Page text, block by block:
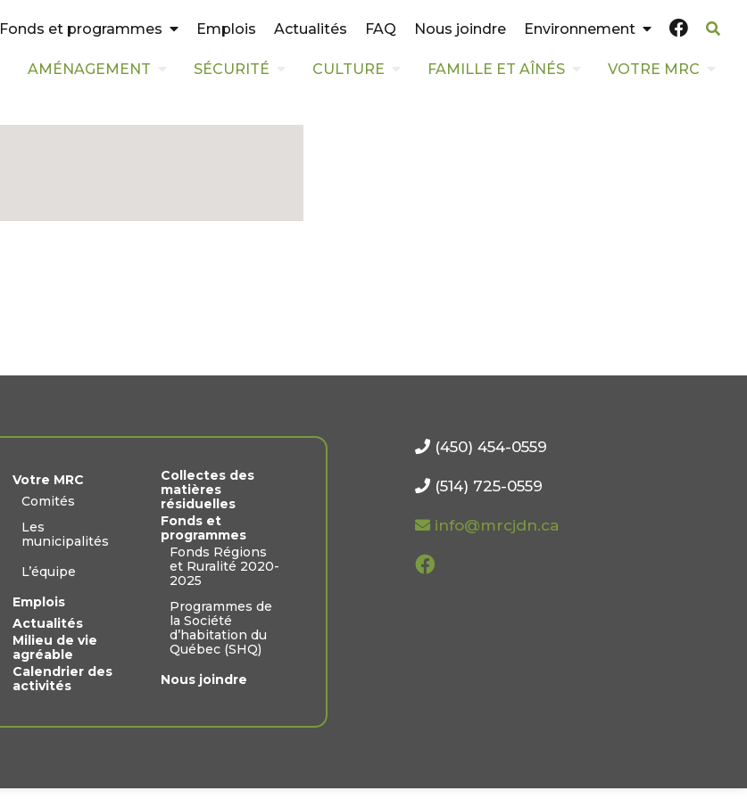
Fonds et programmes Emplois Actualités FAQ Nous joindre Environnement
AMÉNAGEMENT SÉCURITÉ CULTURE FAMILLE ET AÎNÉS VOTRE MRC
Votre MRC
Comités
Les
municipalités
L’équipe
Emplois
Actualités
Milieu de vie
agréable
Calendrier des
activités
Collectes des
matières
résiduelles
Fonds et
programmes
Fonds Régions
et Ruralité 2020-
2025
Programmes de
la Société
d’habitation du
Québec (SHQ)
Nous joindre
(450) 454-0559
(514) 725-0559
info@mrcjdn.ca